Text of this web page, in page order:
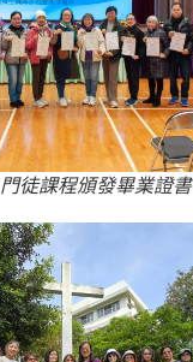
門徒課程頒發畢業證書